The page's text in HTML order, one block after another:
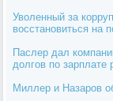
Уволенный за
восстановиться на
Паслер дал
долгов по зарплате
Миллер и Назаров